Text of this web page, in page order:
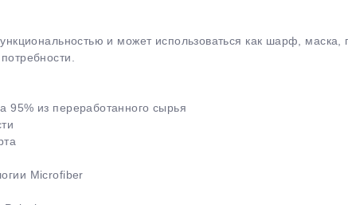
и может использоваться как шарф, маска,
95% из переработанного сырья
Microfiber